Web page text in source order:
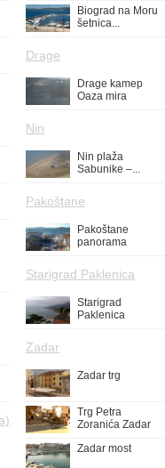
Biograd na Moru
šetnica...
Drage
Drage kamep
Oaza mira
Nin
Nin plaža
Sabunike –...
Pakoštane
Pakoštane
panorama
Starigrad Paklenica
Starigrad
Paklenica
Zadar
Zadar trg
Trg Petra
Zoranića Zadar
Zadar most